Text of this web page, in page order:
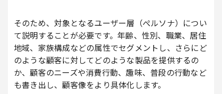
そのため、対象となるユーザー層（ぺルソナ）につい
て説明することが必要です。年齢、性別、職業、居住
地域、家族構成などの属性でセグメントし、さらにど
のような顧客に対してどのような製品を提供するの
か、顧客のニーズや消費行動、趣味、普段の行動など
も書き出し、顧客像をより具体化します。